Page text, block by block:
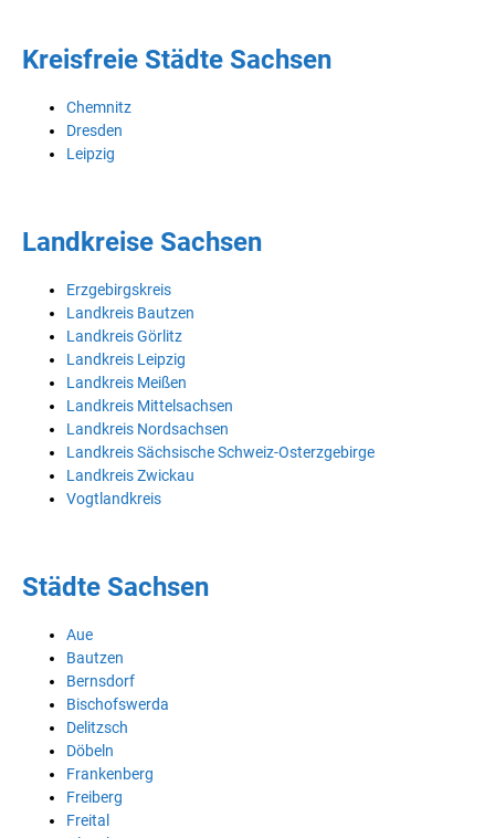
Kreisfreie Städte Sachsen
Chemnitz
Dresden
Leipzig
Landkreise Sachsen
Erzgebirgskreis
Landkreis Bautzen
Landkreis Görlitz
Landkreis Leipzig
Landkreis Meißen
Landkreis Mittelsachsen
Landkreis Nordsachsen
Landkreis Sächsische Schweiz-Osterzgebirge
Landkreis Zwickau
Vogtlandkreis
Städte Sachsen
Aue
Bautzen
Bernsdorf
Bischofswerda
Delitzsch
Döbeln
Frankenberg
Freiberg
Freital